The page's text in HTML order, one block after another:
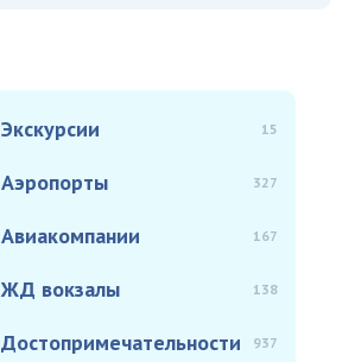
Экскурсии 15
Аэропорты 327
Авиакомпании 167
ЖД вокзалы 138
Достопримечательности 937